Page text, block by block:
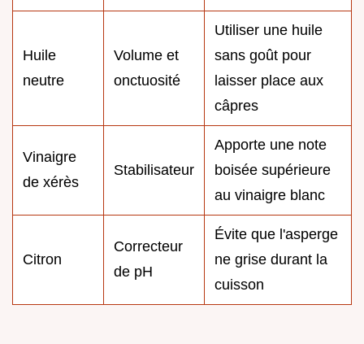
Huile
neutre
Volume et
onctuosité
Utiliser une huile
sans goût pour
laisser place aux
câpres
Vinaigre
de xérès
Stabilisateur
Apporte une note
boisée supérieure
au vinaigre blanc
Citron
Correcteur
de pH
Évite que l'asperge
ne grise durant la
cuisson